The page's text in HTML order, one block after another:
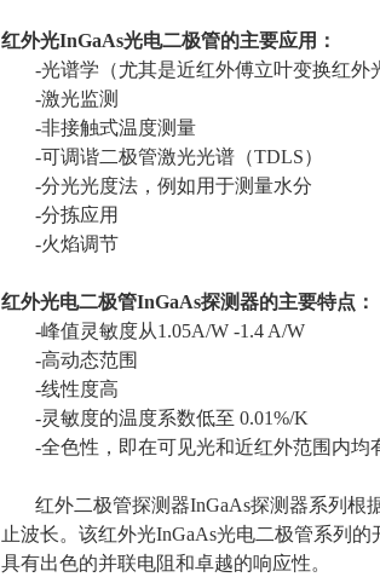
红外光InGaAs光电二极管的主要应用：
-光谱学（尤其是近红外傅立叶变换红外
-激光监测
-非接触式温度测量
-可调谐二极管激光光谱（TDLS）
-分光光度法，例如用于测量水分
-分拣应用
-火焰调节
红外光电二极管InGaAs探测器的主要特点：
-峰值灵敏度从1.05A/W -1.4 A/W
-高动态范围
-线性度高
-灵敏度的温度系数低至 0.01%/K
-全色性，即在可见光和近红外范围内均
红外二极管探测器InGaAs探测器系列根
止波长。该红外光InGaAs光电二极管系列的
具有出色的并联电阻和卓越的响应性。